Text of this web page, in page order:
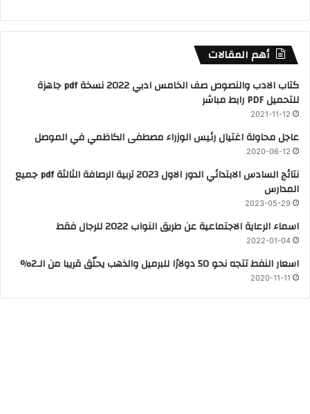
أهم المقالات
كتاب الادب والنصوص صف الخامس ادبي 2022 نسخة pdf جاهزة
للتحميل PDF رابط مباشر
2021-11-12
عاجل محاولة اغتيال رئيس الوزراء مصطفى الكاظمي في الموصل
2020-06-12
نتائج السادس الابتدائي الدور الاول 2023 تربية الرصافة الثالثة pdf جميع
المدارس
2023-05-29
اسماء الرعاية الاجتماعية عن طريق النواب 2022 للرجال فقط
2022-01-04
اسعار النفط تتجه نحو 50 دولارًا للبرميل والذهب يحلّق قريبا من الـ2%
2020-11-11